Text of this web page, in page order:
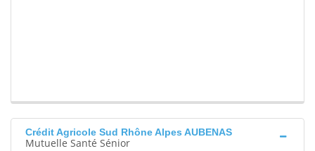
Crédit Agricole Sud Rhône Alpes AUBENAS
Mutuelle Santé Sénior